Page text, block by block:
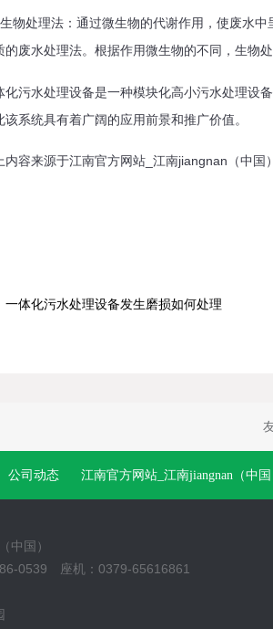
处理法：通过微生物的代谢作用，使废水中
的废水处理法。根据作用微生物的不同，生物
水处理设备是一种模块化高小污水处理设备
该系统具有着广阔的应用前景和推广价值。
来源于江南官方网站_江南jiangnan（中国
一体化污水处理设备发生磨损如何处理
公司动态 江南官方网站_江南jiangnan（中国
中国）
0539 座机：0379-65616861